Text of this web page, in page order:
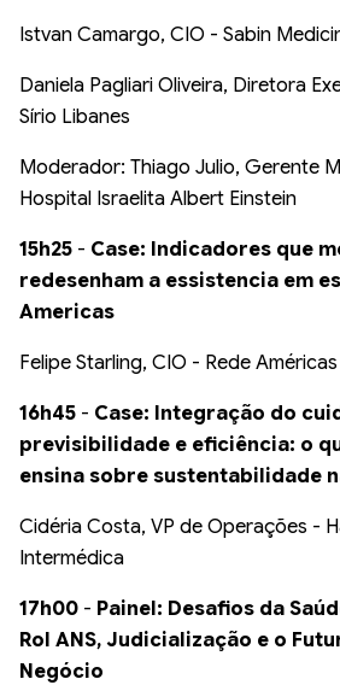
Istvan Camargo, CIO - Sabin
Daniela Pagliari Oliveira, Diretora
Sírio Libanes
Moderador: Thiago Julio, Gerente
Hospital Israelita Albert Einstein
15h25 - Case: Indicadores que
redesenham a essistencia em
Americas
Felipe Starling, CIO - Rede Américas
16h45 - Case: Integração do
previsibilidade e eficiência: o
ensina sobre sustentabilidade
Cidéria Costa, VP de Operações -
Intermédica
17h00 - Painel: Desafios da
Rol ANS, Judicialização e o
Negócio